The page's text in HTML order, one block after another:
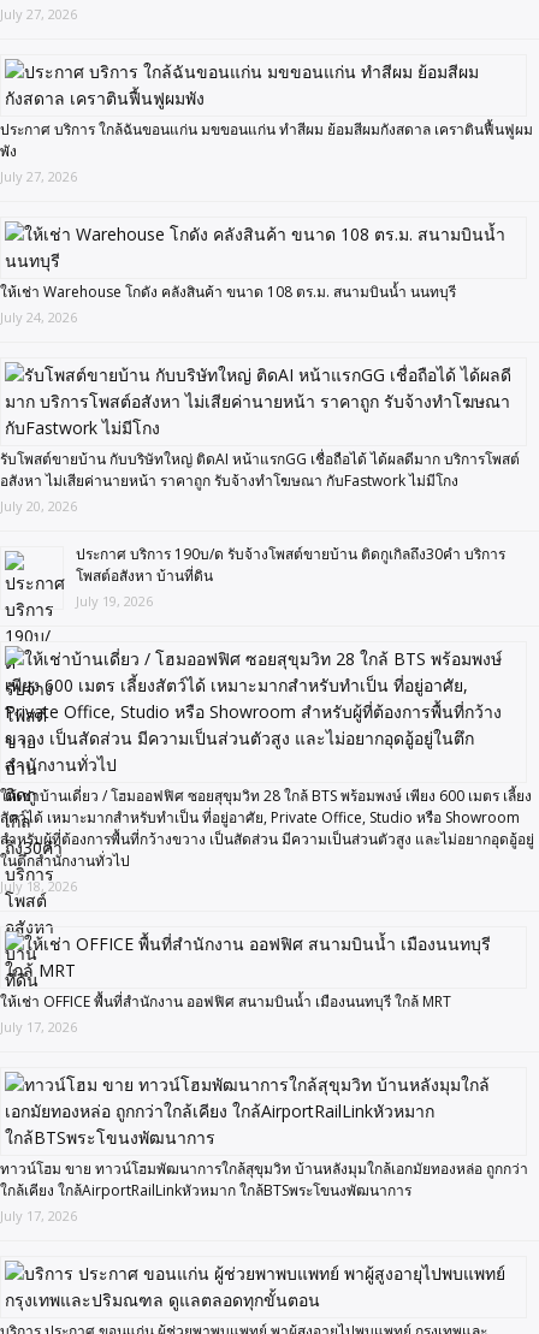
July 27, 2026
ประกาศ บริการ ใกล้ฉันขอนแก่น มขขอนแก่น ทำสีผม ย้อมสีผมกังสดาล เคราตินฟื้นฟูผม
พัง
July 27, 2026
ให้เช่า Warehouse โกดัง คลังสินค้า ขนาด 108 ตร.ม. สนามบินน้ำ นนทบุรี
July 24, 2026
รับโพสต์ขายบ้าน กับบริษัทใหญ่ ติดAI หน้าแรกGG เชื่อถือได้ ได้ผลดีมาก บริการโพสต์
อสังหา ไม่เสียค่านายหน้า ราคาถูก รับจ้างทำโฆษณา กับFastwork ไม่มีโกง
July 20, 2026
ประกาศ บริการ 190บ/ด รับจ้างโพสต์ขายบ้าน ติดกูเกิลถึง30คำ บริการ
โพสต์อสังหา บ้านที่ดิน
July 19, 2026
ให้เช่าบ้านเดี่ยว / โฮมออฟฟิศ ซอยสุขุมวิท 28 ใกล้ BTS พร้อมพงษ์ เพียง 600 เมตร เลี้ยง
สัตว์ได้ เหมาะมากสำหรับทำเป็น ที่อยู่อาศัย, Private Office, Studio หรือ Showroom
สำหรับผู้ที่ต้องการพื้นที่กว้างขวาง เป็นสัดส่วน มีความเป็นส่วนตัวสูง และไม่อยากอุดอู้อยู่
ในตึกสำนักงานทั่วไป
July 18, 2026
ให้เช่า OFFICE พื้นที่สำนักงาน ออฟฟิศ สนามบินน้ำ เมืองนนทบุรี ใกล้ MRT
July 17, 2026
ทาวน์โฮม ขาย ทาวน์โฮมพัฒนาการใกล้สุขุมวิท บ้านหลังมุมใกล้เอกมัยทองหล่อ ถูกกว่า
ใกล้เคียง ใกล้AirportRailLinkหัวหมาก ใกล้BTSพระโขนงพัฒนาการ
July 17, 2026